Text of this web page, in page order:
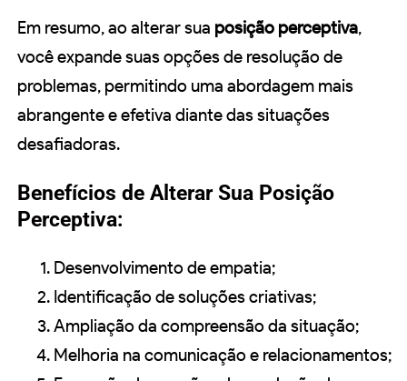
Em resumo, ao alterar sua posição perceptiva,
você expande suas opções de resolução de
problemas, permitindo uma abordagem mais
abrangente e efetiva diante das situações
desafiadoras.
Benefícios de Alterar Sua Posição
Perceptiva:
Desenvolvimento de empatia;
Identificação de soluções criativas;
Ampliação da compreensão da situação;
Melhoria na comunicação e relacionamentos;